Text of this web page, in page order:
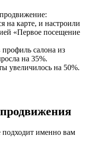
на карте, и настроили
«Первое посещение
профиль салона из
на 35%.
увеличилось на 50%.
подходит именно вам